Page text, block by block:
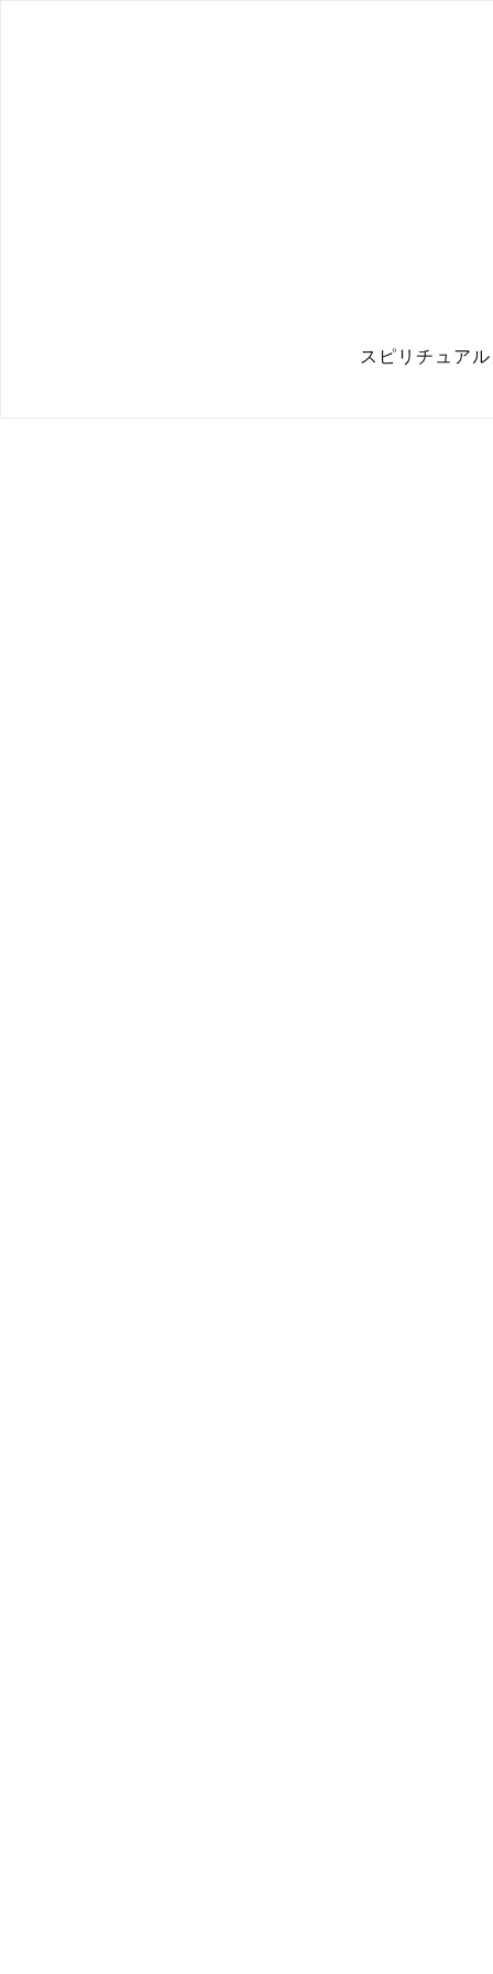
スピリチュア